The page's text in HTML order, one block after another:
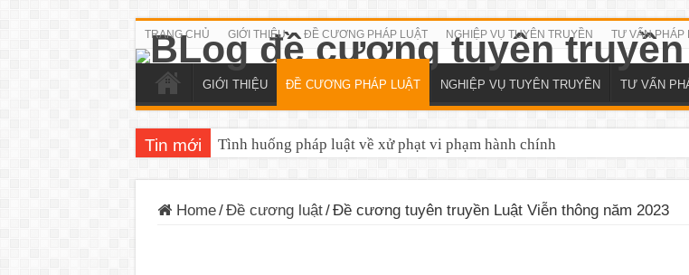
TRANG CHỦ GIỚI THIỆU ĐỀ CƯƠNG PHÁP LUẬT NGHIỆP VỤ TUYÊN TRUYỀN TƯ VẤN PHÁP
GIỚI THIỆU ĐỀ CƯƠNG PHÁP LUẬT NGHIỆP VỤ TUYÊN TRUYỀN TƯ VẤN
Tin mới Tình huống pháp luật về xử phạt vi phạm hành chính
Home/Đề cương luật/Đề cương tuyên truyền Luật Viễn thông năm 2023